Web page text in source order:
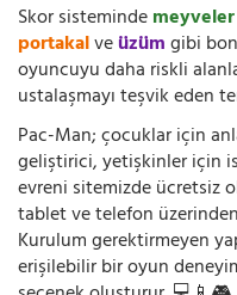
Skor sistemindemeyveler
portakalveüzümgibi
oyuncuyu daha riskli
ustalaşmayı teşvik eden
Pac-Man; çocuklar için
geliştirici, yetişkinler için
evreni sitemizde ücretsiz
tablet ve telefon
Kurulum gerektirmeyen
erişilebilir bir oyun